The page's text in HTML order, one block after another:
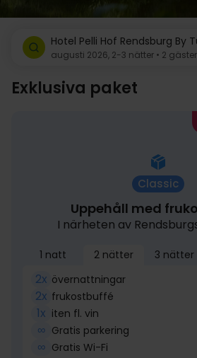
Hotel Pelli Hof Rendsburg By
augusti 2026, 2-3 nätter • 2 gäster
Exklusiva paket
Classic
Uppehåll med
I närheten av
1 natt 2 nätter 3 nätter
2x övernattningar
2x frukostbuffé
1x iten fl. vin
∞ Gratis parkering
∞ Gratis Wi-Fi